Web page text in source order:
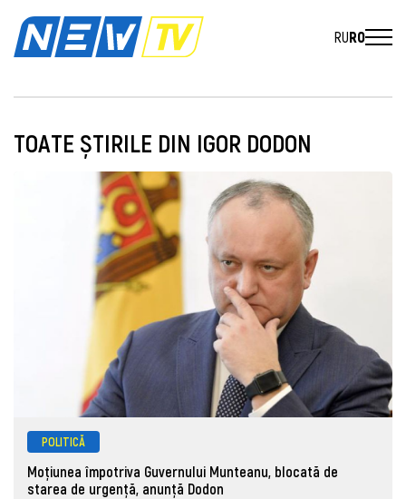
RURO
TOATE ȘTIRILE DIN IGOR DODON
POLITICĂ
Moțiunea împotriva Guvernului Munteanu, blocată de
starea de urgență, anunță Dodon